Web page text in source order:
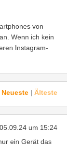
von
Wenn ich kein
Instagram-
Neueste | Älteste
05.09.24 um 15:24
ein Gerät das